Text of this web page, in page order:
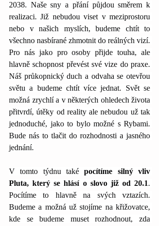
2038. Naše sny a přání půjdou směrem k
realizaci. Již nebudou viset v meziprostoru
nebo v našich myslích, budeme chtít to
všechno nasbírané zhmotnit do reálných vizí.
Pro nás jako pro osoby přijde touha, ale
hlavně schopnost převést své vize do praxe.
Náš průkopnický duch a odvaha se otevřou
světu a budeme chtít více jednat. Svět se
možná zrychlí a v některých ohledech života
přitvrdí, útěky od reality ale nebudou už tak
jednoduché, jako to bylo možné s Rybami.
Bude nás to tlačit do rozhodnosti a jasného
jednání.
V tomto týdnu také pocítíme silný vliv
Pluta, který se hlásí o slovo již od 20.1.
Pocítíme to hlavně na svých vztazích.
Budeme a možná už stojíme na křižovatce,
kde se budeme muset rozhodnout, zda